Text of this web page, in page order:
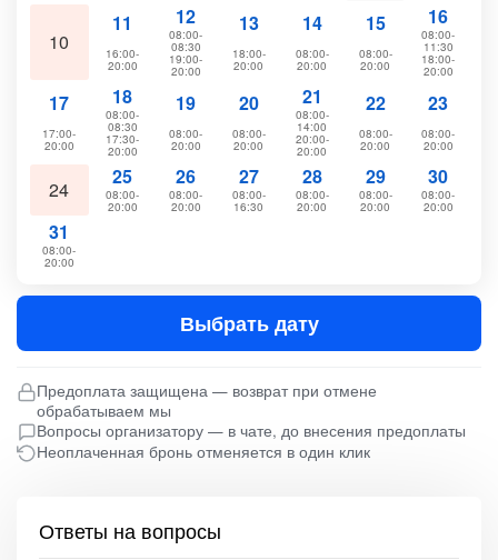
10
11
16:00-
20:00
12
08:00-
08:30
19:00-
20:00
13
18:00-
20:00
14
08:00-
20:00
15
08:00-
20:00
16
08:00-
11:30
18:00-
20:00
17
17:00-
20:00
18
08:00-
08:30
17:30-
20:00
19
08:00-
20:00
20
08:00-
20:00
21
08:00-
14:00
20:00-
20:00
22
08:00-
20:00
23
08:00-
20:00
24
25
08:00-
20:00
26
08:00-
20:00
27
08:00-
16:30
28
08:00-
20:00
29
08:00-
20:00
30
08:00-
20:00
31
08:00-
20:00
Выбрать дату
Предоплата защищена — возврат при отмене
обрабатываем мы
Вопросы организатору — в чате, до внесения предоплаты
Неоплаченная бронь отменяется в один клик
Ответы на вопросы